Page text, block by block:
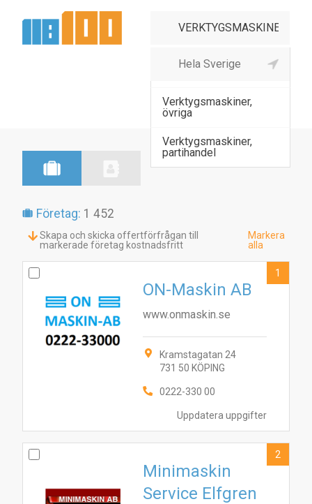
Verktygsmaskiner,
metallbearbetn
Verktygsmaskiner,
övriga
Verktygsmaskiner,
partihandel
Företag: 1 452
Skapa och skicka offertförfrågan till
markerade företag kostnadsfritt
Markera
alla
Uppdatera uppgifter
ON-Maskin AB
www.onmaskin.se
Kramstagatan 24
731 50 KÖPING
0222-330 00
1
Minimaskin
Service Elfgren
2